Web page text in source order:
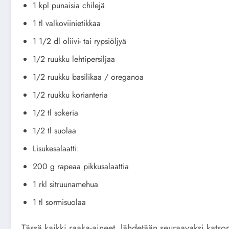
1 kpl punaisia chilejä
1 tl valkoviinietikkaa
1 1/2 dl oliivi- tai rypsiöljyä
1/2 ruukku lehtipersiljaa
1/2 ruukku basilikaa / oreganoa
1/2 ruukku korianteria
1/2 tl sokeria
1/2 tl suolaa
Lisukesalaatti:
200 g rapeaa pikkusalaattia
1 rkl sitruunamehua
1 tl sormisuolaa